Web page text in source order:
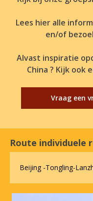
Lees hier alle
en/of
Alvast inspiratie
China ? Kijk ook
Vraag een
Route individuele
Beijing -Tongling-